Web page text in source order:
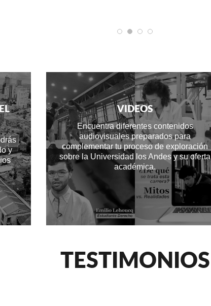
y
VIDEOS
Encuentra diferentes contenidos
audiovisuales preparados para
complementar tu proceso de exploración
sobre la Universidad los Andes y su oferta
académica.
TESTIMONIOS